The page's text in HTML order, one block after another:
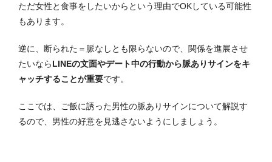
ただ女性と食事をしたいからという理由でOKしている可能性
もあります。
逆に、断られた＝脈なしとも限らないので、関係を進展させ
たいならLINEの文面やデート中の行動から脈ありサインをキ
ャッチすることが重要です。
ここでは、ご飯に誘った男性の脈ありサインについて解説す
るので、男性の好意を見逃さないようにしましょう。